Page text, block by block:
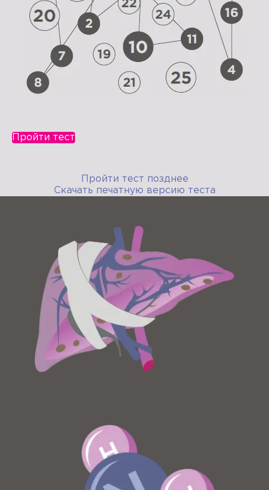
Пройти тест
Пройти тест позднее
Скачать печатную версию теста